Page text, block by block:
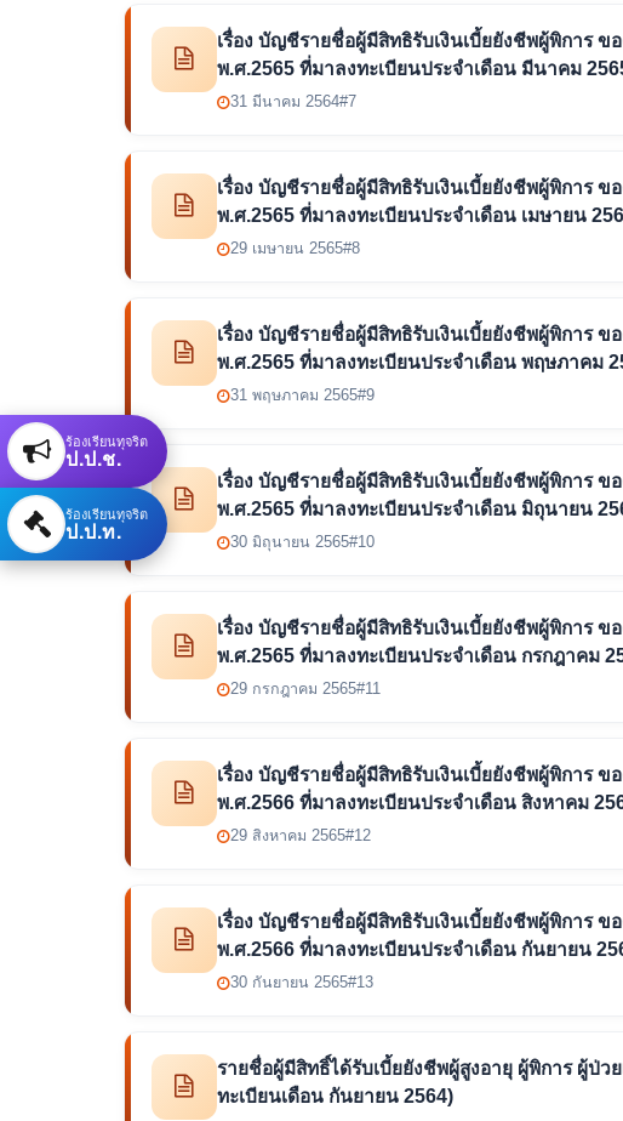
เรื่อง บัญชีรายชื่อผู้มีสิทธิรับเงินเบี้ยยังชีพผู้พิการ
พ.ศ.2565 ที่มาลงทะเบียนประจำเดือน มีนาคม
31 มีนาคม 2564#7
เรื่อง บัญชีรายชื่อผู้มีสิทธิรับเงินเบี้ยยังชีพผู้พิการ
พ.ศ.2565 ที่มาลงทะเบียนประจำเดือน เมษายน
29 เมษายน 2565#8
เรื่อง บัญชีรายชื่อผู้มีสิทธิรับเงินเบี้ยยังชีพผู้พิการ
พ.ศ.2565 ที่มาลงทะเบียนประจำเดือน พฤษภาคม
31 พฤษภาคม 2565#9
เรื่อง บัญชีรายชื่อผู้มีสิทธิรับเงินเบี้ยยังชีพผู้พิการ
พ.ศ.2565 ที่มาลงทะเบียนประจำเดือน มิถุนายน
30 มิถุนายน 2565#10
เรื่อง บัญชีรายชื่อผู้มีสิทธิรับเงินเบี้ยยังชีพผู้พิการ
พ.ศ.2565 ที่มาลงทะเบียนประจำเดือน กรกฎาคม
29 กรกฎาคม 2565#11
เรื่อง บัญชีรายชื่อผู้มีสิทธิรับเงินเบี้ยยังชีพผู้พิการ
พ.ศ.2566 ที่มาลงทะเบียนประจำเดือน สิงหาคม
29 สิงหาคม 2565#12
เรื่อง บัญชีรายชื่อผู้มีสิทธิรับเงินเบี้ยยังชีพผู้พิการ
พ.ศ.2566 ที่มาลงทะเบียนประจำเดือน กันยายน
30 กันยายน 2565#13
รายชื่อผู้มีสิทธิ์ได้รับเบี้ยยังชีพผู้สูงอายุ ผู้พิการ ผู้ป่ว
ทะเบียนเดือน กันยายน 2564)
ร้องเรียนทุจริต
ป.ป.ช.
ร้องเรียนทุจริต
ป.ป.ท.